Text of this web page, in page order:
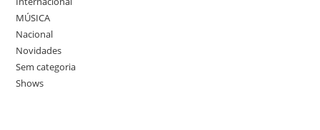
MÚSICA
Nacional
Novidades
Sem categoria
Shows